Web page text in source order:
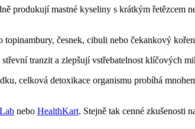
produkují mastné kyseliny s krátkým řetězcem
česnek, cibuli nebo čekankový
tranzit a zlepšují vstřebatelnost klíčových
celková detoxikace organismu probíhá
nebo HealthKart. Stejně tak cenné zkušenosti